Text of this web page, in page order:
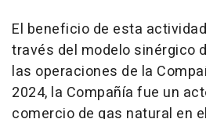
El beneficio de esta
través del modelo sinérgico
las operaciones de la
2024, la Compañía fue un
comercio de gas natural en